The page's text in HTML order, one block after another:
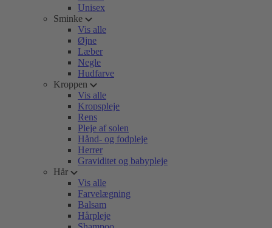
Unisex
Sminke
Vis alle
Øjne
Læber
Negle
Hudfarve
Kroppen
Vis alle
Kropspleje
Rens
Pleje af solen
Hånd- og fodpleje
Herrer
Graviditet og babypleje
Hår
Vis alle
Farvelægning
Balsam
Hårpleje